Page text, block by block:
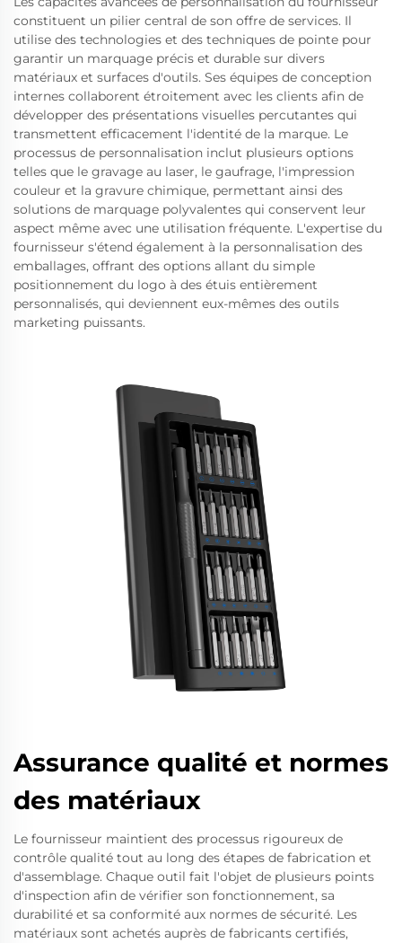
constituent un pilier central de son offre de services. Il
utilise des technologies et des techniques de pointe pour
garantir un marquage précis et durable sur divers
matériaux et surfaces d'outils. Ses équipes de conception
internes collaborent étroitement avec les clients afin de
développer des présentations visuelles percutantes qui
transmettent efficacement l'identité de la marque. Le
processus de personnalisation inclut plusieurs options
telles que le gravage au laser, le gaufrage, l'impression
couleur et la gravure chimique, permettant ainsi des
solutions de marquage polyvalentes qui conservent leur
aspect même avec une utilisation fréquente. L'expertise du
fournisseur s'étend également à la personnalisation des
emballages, offrant des options allant du simple
positionnement du logo à des étuis entièrement
personnalisés, qui deviennent eux-mêmes des outils
marketing puissants.
Assurance qualité et normes
des matériaux
Le fournisseur maintient des processus rigoureux de
contrôle qualité tout au long des étapes de fabrication et
d'assemblage. Chaque outil fait l'objet de plusieurs points
d'inspection afin de vérifier son fonctionnement, sa
durabilité et sa conformité aux normes de sécurité. Les
matériaux sont achetés auprès de fabricants certifiés,